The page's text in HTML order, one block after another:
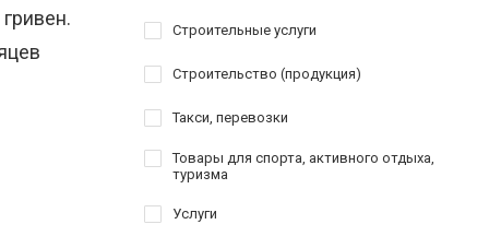
Строительные услуги
Строительство (продукция)
Такси, перевозки
Товары для спорта, активного отдыха,
туризма
Услуги